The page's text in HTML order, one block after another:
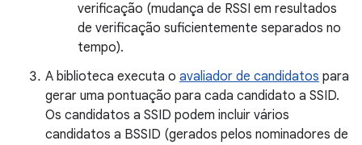
verificação (mudança de RSSI em resultados
de verificação suficientemente separados no
tempo).
A biblioteca executa o avaliador de candidatos para
gerar uma pontuação para cada candidato a SSID.
Os candidatos a SSID podem incluir vários
candidatos a BSSID (gerados pelos nominadores de